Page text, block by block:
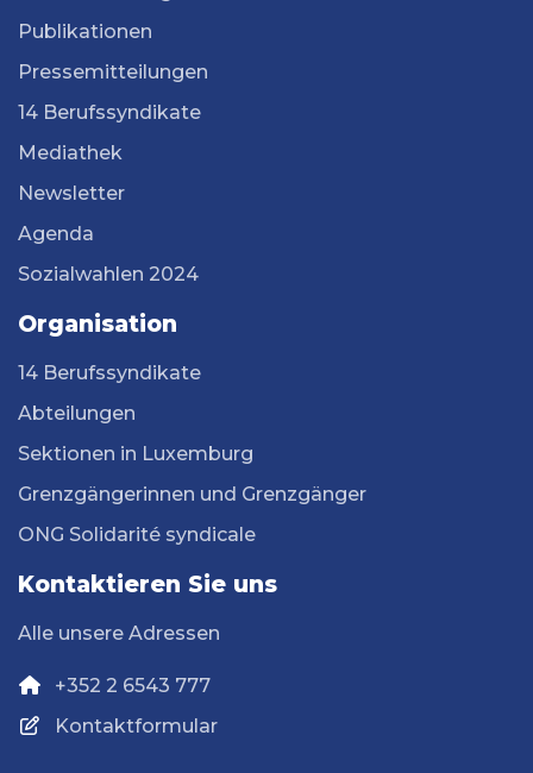
Publikationen
Pressemitteilungen
14 Berufssyndikate
Mediathek
Newsletter
Agenda
Sozialwahlen 2024
Organisation
14 Berufssyndikate
Abteilungen
Sektionen in Luxemburg
Grenzgängerinnen und Grenzgänger
ONG Solidarité syndicale
Kontaktieren Sie uns
Alle unsere Adressen
+352 2 6543 777
Kontaktformular